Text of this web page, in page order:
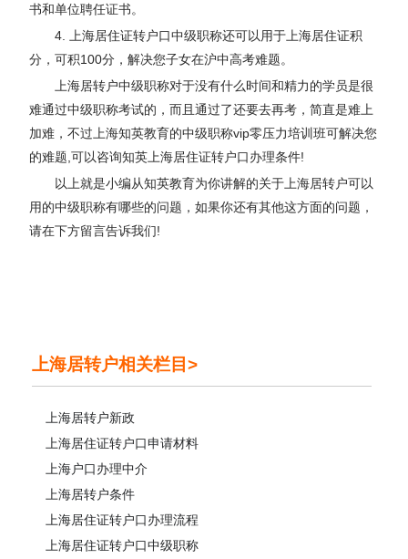
书和单位聘任证书。
4. 上海居住证转户口中级职称还可以用于上海居住证积
分，可积100分，解决您子女在沪中高考难题。
上海居转户中级职称对于没有什么时间和精力的学员是很
难通过中级职称考试的，而且通过了还要去再考，简直是难上
加难，不过上海知英教育的中级职称vip零压力培训班可解决您
的难题,可以咨询知英上海居住证转户口办理条件!
以上就是小编从知英教育为你讲解的关于上海居转户可以
用的中级职称有哪些的问题，如果你还有其他这方面的问题，
请在下方留言告诉我们!
上海居转户相关栏目>
上海居转户新政
上海居住证转户口申请材料
上海户口办理中介
上海居转户条件
上海居住证转户口办理流程
上海居住证转户口中级职称